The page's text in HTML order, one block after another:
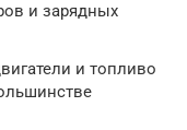
и зарядных
и топливо